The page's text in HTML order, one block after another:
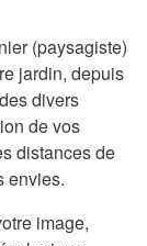
(paysagiste)
jardin, depuis
divers
de vos
distances de
envies.
image,